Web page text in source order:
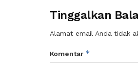
Tinggalkan
Alamat email Anda tidak
Komentar *